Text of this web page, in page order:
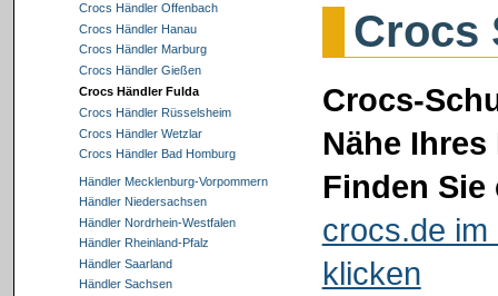
Crocs Händler Offenbach
Crocs Händler Hanau
Crocs Händler Marburg
Crocs Händler Gießen
Crocs Händler Fulda
Crocs Händler Rüsselsheim
Crocs Händler Wetzlar
Crocs Händler Bad Homburg
Händler Mecklenburg-Vorpommern
Händler Niedersachsen
Händler Nordrhein-Westfalen
Händler Rheinland-Pfalz
Händler Saarland
Händler Sachsen
Crocs
Crocs-
Nähe
Finden
crocs.de im
klicken